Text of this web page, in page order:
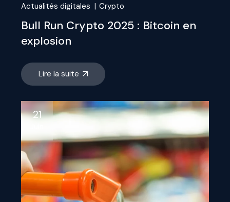
Actualités digitales Crypto
Bull Run Crypto 2025 : Bitcoin en
explosion
Lire la suite
21